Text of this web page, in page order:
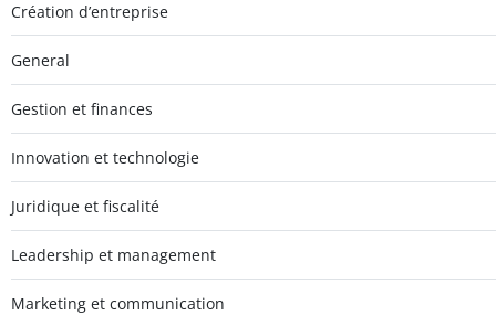
Création d’entreprise
General
Gestion et finances
Innovation et technologie
Juridique et fiscalité
Leadership et management
Marketing et communication